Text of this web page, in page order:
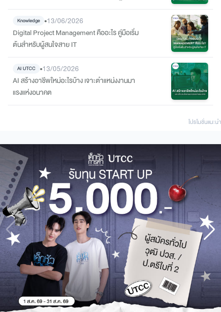
Knowledge •13/06/2026
Digital Project Management คืออะไร คู่มือเริ่ม
ต้นสำหรับผู้สนใจสาย IT
AI UTCC •13/05/2026
AI สร้างอาชีพใหม่อะไรบ้าง เจาะตำแหน่งงานมา
แรงแห่งอนาคต
โปรโมชั่นแนะนํา